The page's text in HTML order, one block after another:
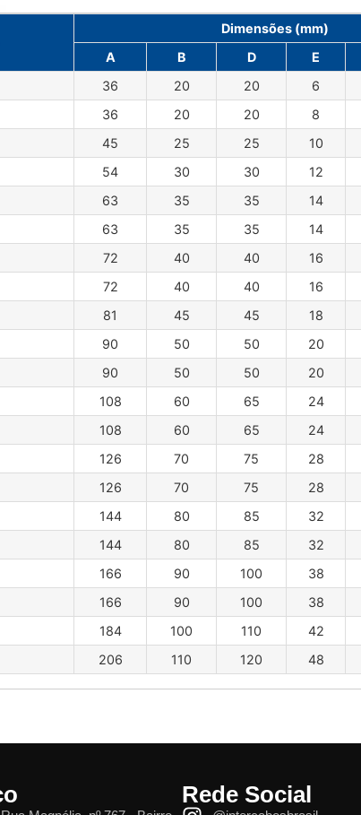
Dimensões (mm)
A
B D E
36 20 20 6
36 20 20 8
45 25 25 10
54 30 30 12
63 35 35 14
63 35 35 14
72 40 40 16
72 40 40 16
81 45 45 18
90 50 50 20
90 50 50 20
108 60 65 24
108 60 65 24
126 70 75 28
126 70 75 28
144 80 85 32
144 80 85 32
166 90 100 38
166 90 100 38
184 100 110 42
206 110 120 48
Rede Social